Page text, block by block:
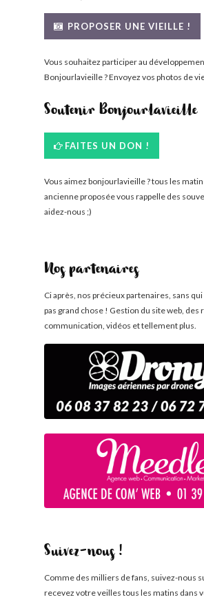
PROPOSER UNE VIEILLE !
Vous souhaitez participer au
Bonjourlavieille ? Envoyez vos photos de
Soutenir Bonjourlavieille
FAITES UN DON !
Vous aimez bonjourlavieille ? tous les
ancienne proposée vous rappelle des
aidez-nous ;)
Nos partenaires
Ci après, nos précieux partenaires, sans
pas grand chose ! Gestion du site web, des
communication, vidéos et tellement plus.
Suivez-nous !
Comme des milliers de fans, suivez-nous
recevez votre veilles tous les matins dans